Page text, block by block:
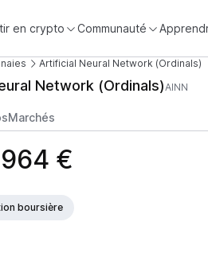
en crypto Communauté
Artificial Neural Network (Ordinals)
Network (Ordinals)AINN
Marchés
€
boursière